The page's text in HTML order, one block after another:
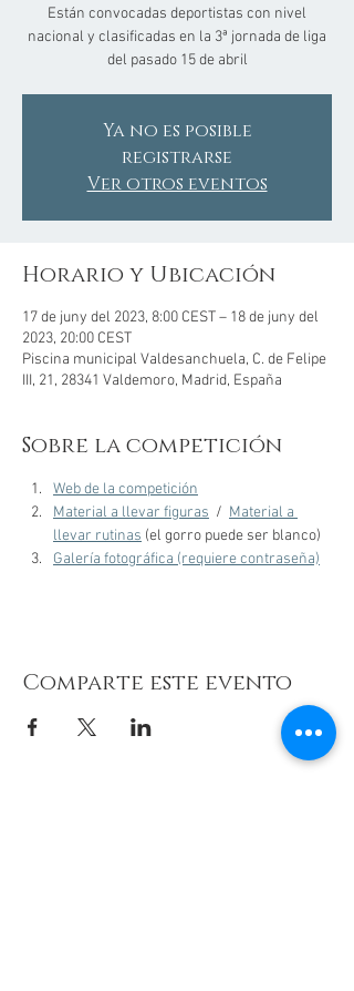
Están convocadas deportistas con nivel
nacional y clasificadas en la 3ª jornada de liga
del pasado 15 de abril
Ya no es posible
registrarse
Ver otros eventos
Horario y Ubicación
17 de juny del 2023, 8:00 CEST – 18 de juny del
2023, 20:00 CEST
Piscina municipal Valdesanchuela, C. de Felipe
III, 21, 28341 Valdemoro, Madrid, España
Sobre la competición
Web de la competición
Material a llevar figuras / Material a
llevar rutinas (el gorro puede ser blanco)
Galería fotográfica (requiere contraseña)
Comparte este evento